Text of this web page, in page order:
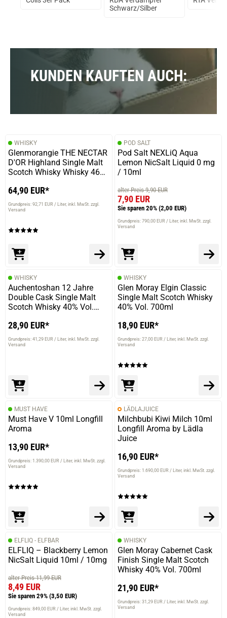
Schwarz/Silber
KUNDEN KAUFTEN AUCH:
WHISKY
Glenmorangie THE NECTAR
D'OR Highland Single Malt
Scotch Whisky Whisky 46%
64,90 EUR*
Grundpreis: 92,71 EUR / Liter inkl. MwSt. zzgl.
Versand
POD SALT
Pod Salt NEXLiQ Aqua
Lemon NicSalt Liquid 0 mg
/ 10ml
alter Preis 9,90 EUR
7,90 EUR
Sie sparen 20% (2,00 EUR)
Grundpreis: 790,00 EUR / Liter inkl. MwSt. zzgl.
Versand
WHISKY
Auchentoshan 12 Jahre
Double Cask Single Malt
Scotch Whisky 40% Vol.
28,90 EUR*
Grundpreis: 41,29 EUR / Liter inkl. MwSt. zzgl.
Versand
WHISKY
Glen Moray Elgin Classic
Single Malt Scotch Whisky
40% Vol. 700ml
18,90 EUR*
Grundpreis: 27,00 EUR / Liter inkl. MwSt. zzgl.
Versand
MUST HAVE
Must Have V 10ml Longfill
Aroma
13,90 EUR*
Grundpreis: 1.390,00 EUR / Liter inkl. MwSt. zzgl.
Versand
LÄDLAJUICE
Milchbubi Kiwi Milch 10ml
Longfill Aroma by Lädla
Juice
16,90 EUR*
Grundpreis: 1.690,00 EUR / Liter inkl. MwSt. zzgl.
Versand
ELFLIQ - ELFBAR
ELFLIQ – Blackberry Lemon
NicSalt Liquid 10ml / 10mg
alter Preis 11,99 EUR
8,49 EUR
Sie sparen 29% (3,50 EUR)
Grundpreis: 849,00 EUR / Liter inkl. MwSt. zzgl.
Versand
WHISKY
Glen Moray Cabernet Cask
Finish Single Malt Scotch
Whisky 40% Vol. 700ml
21,90 EUR*
Grundpreis: 31,29 EUR / Liter inkl. MwSt. zzgl.
Versand